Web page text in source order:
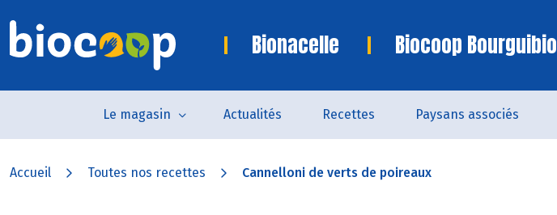
Bionacelle Biocoop Bourguibio
Le magasin Actualités Recettes Paysans associés
Accueil Toutes nos recettes Cannelloni de verts de poireaux